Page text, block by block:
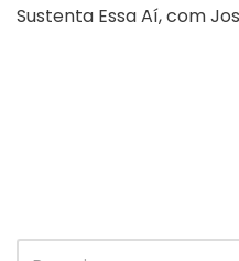
Sustenta Essa Aí, com